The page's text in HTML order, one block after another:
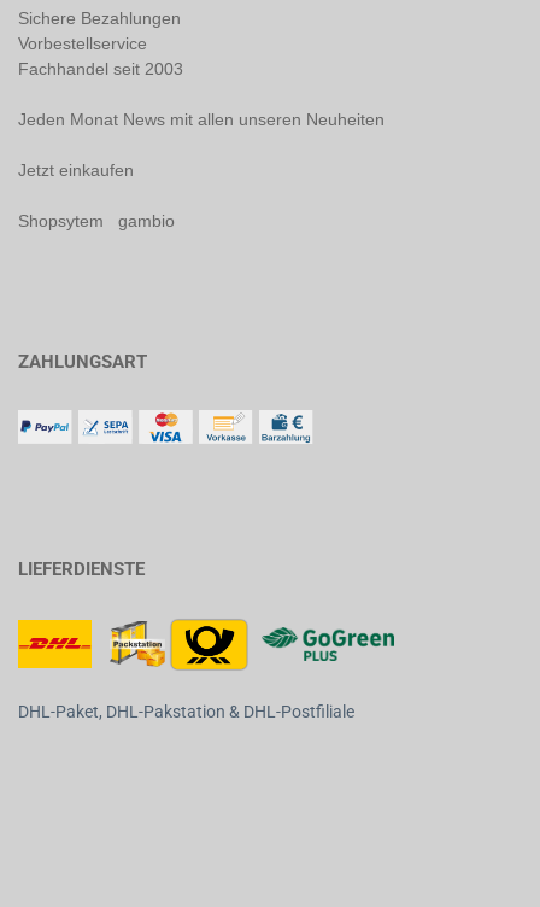
Sichere Bezahlungen
Vorbestellservice
Fachhandel seit 2003
Jeden Monat News mit allen unseren Neuheiten
Jetzt einkaufen
Shopsytem gambio
ZAHLUNGSART
LIEFERDIENSTE
DHL-Paket, DHL-Pakstation & DHL-Postfiliale